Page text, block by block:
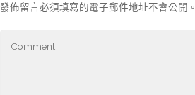
發佈留言必須填寫的電子郵件地址不會公開。